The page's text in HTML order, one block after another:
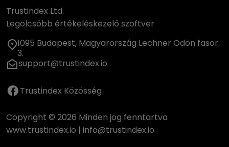
Trustindex Ltd.
Legolcsóbb értékeléskezelő szoftver
1095 Budapest, Magyarország Lechner Ödön fasor
3.
support@trustindex.io
Trustindex Közösség
Copyright © 2026 Minden jog fenntartva
www.trustindex.io | info@trustindex.io